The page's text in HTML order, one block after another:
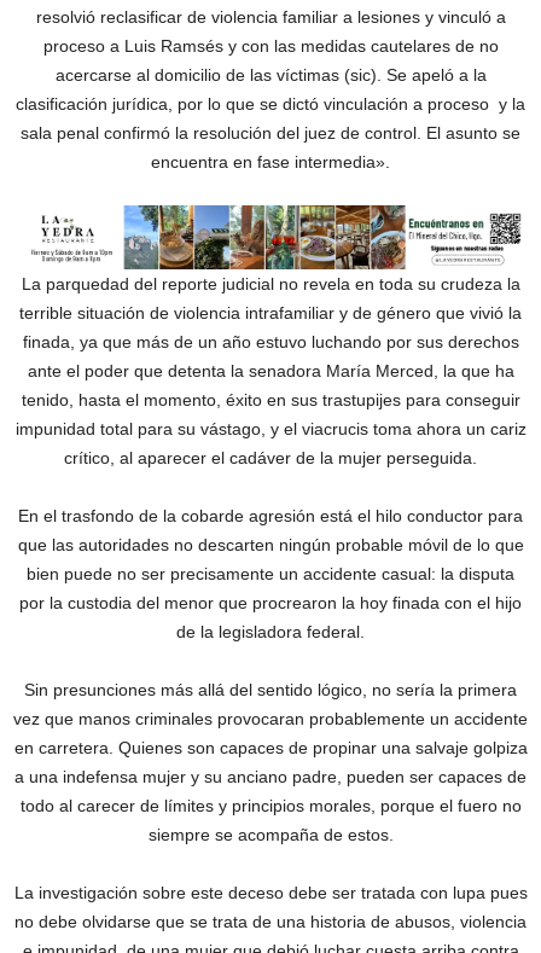
resolvió reclasificar de violencia familiar a lesiones y vinculó a
proceso a Luis Ramsés y con las medidas cautelares de no
acercarse al domicilio de las víctimas (sic). Se apeló a la
clasificación jurídica, por lo que se dictó vinculación a proceso y la
sala penal confirmó la resolución del juez de control. El asunto se
encuentra en fase intermedia».
La parquedad del reporte judicial no revela en toda su crudeza la
terrible situación de violencia intrafamiliar y de género que vivió la
finada, ya que más de un año estuvo luchando por sus derechos
ante el poder que detenta la senadora María Merced, la que ha
tenido, hasta el momento, éxito en sus trastupijes para conseguir
impunidad total para su vástago, y el viacrucis toma ahora un cariz
crítico, al aparecer el cadáver de la mujer perseguida.
En el trasfondo de la cobarde agresión está el hilo conductor para
que las autoridades no descarten ningún probable móvil de lo que
bien puede no ser precisamente un accidente casual: la disputa
por la custodia del menor que procrearon la hoy finada con el hijo
de la legisladora federal.
Sin presunciones más allá del sentido lógico, no sería la primera
vez que manos criminales provocaran probablemente un accidente
en carretera. Quienes son capaces de propinar una salvaje golpiza
a una indefensa mujer y su anciano padre, pueden ser capaces de
todo al carecer de límites y principios morales, porque el fuero no
siempre se acompaña de estos.
La investigación sobre este deceso debe ser tratada con lupa pues
no debe olvidarse que se trata de una historia de abusos, violencia